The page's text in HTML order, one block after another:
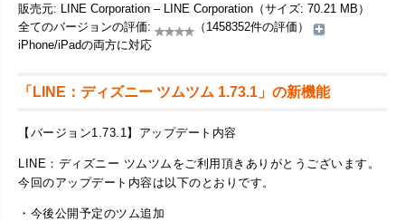
販売元: LINE Corporation – LINE Corporation（サイズ: 70.21 MB）
全てのバージョンの評価:
（1458352件の評価）
iPhone/iPadの両方に対応
「LINE：ディズニー ツムツム 1.73.1」の新機能
【バージョン1.73.1】アップデート内容
LINE：ディズニー ツムツムをご利用頂きありがとうございます。
今回のアップデート内容は以下のとおりです。
​・今後公開予定のツム追加